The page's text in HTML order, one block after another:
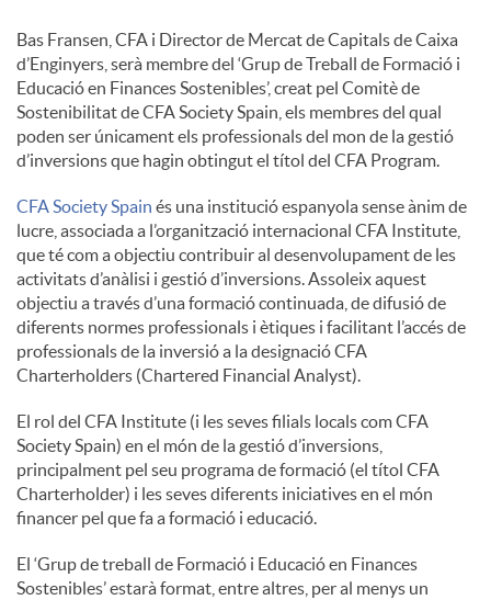
t
i
n
g
u
t
s
Bas Fransen, CFA i Director de Mercat de Capitals de Caixa
d’Enginyers, serà membre del ‘Grup de Treball de Formació i
Educació en Finances Sostenibles’, creat pel Comitè de
Sostenibilitat de CFA Society Spain, els membres del qual
poden ser únicament els professionals del mon de la gestió
d’inversions que hagin obtingut el títol del CFA Program.
CFA Society Spain és una institució espanyola sense ànim de
lucre, associada a l’organització internacional CFA Institute,
que té com a objectiu contribuir al desenvolupament de les
activitats d’anàlisi i gestió d’inversions. Assoleix aquest
objectiu a través d’una formació continuada, de difusió de
diferents normes professionals i ètiques i facilitant l’accés de
professionals de la inversió a la designació CFA
Charterholders (Chartered Financial Analyst).
El rol del CFA Institute (i les seves filials locals com CFA
Society Spain) en el món de la gestió d’inversions,
principalment pel seu programa de formació (el títol CFA
Charterholder) i les seves diferents iniciatives en el món
financer pel que fa a formació i educació.
El ‘Grup de treball de Formació i Educació en Finances
Sostenibles’ estarà format, entre altres, per al menys un